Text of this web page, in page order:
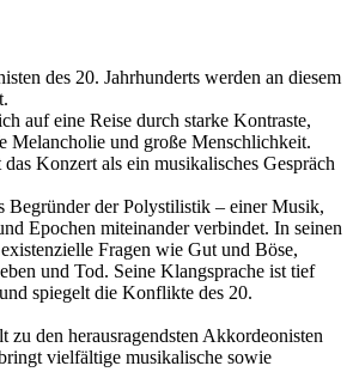
des 20. Jahrhunderts werden an diesem
auf eine Reise durch starke Kontraste,
Melancholie und große Menschlichkeit.
Konzert als ein musikalisches Gespräch
Begründer der Polystilistik – einer Musik,
Epochen miteinander verbindet. In seinen
Fragen wie Gut und Böse,
und Tod. Seine Klangsprache ist tief
spiegelt die Konflikte des 20.
zu den herausragendsten Akkordeonisten
vielfältige musikalische sowie